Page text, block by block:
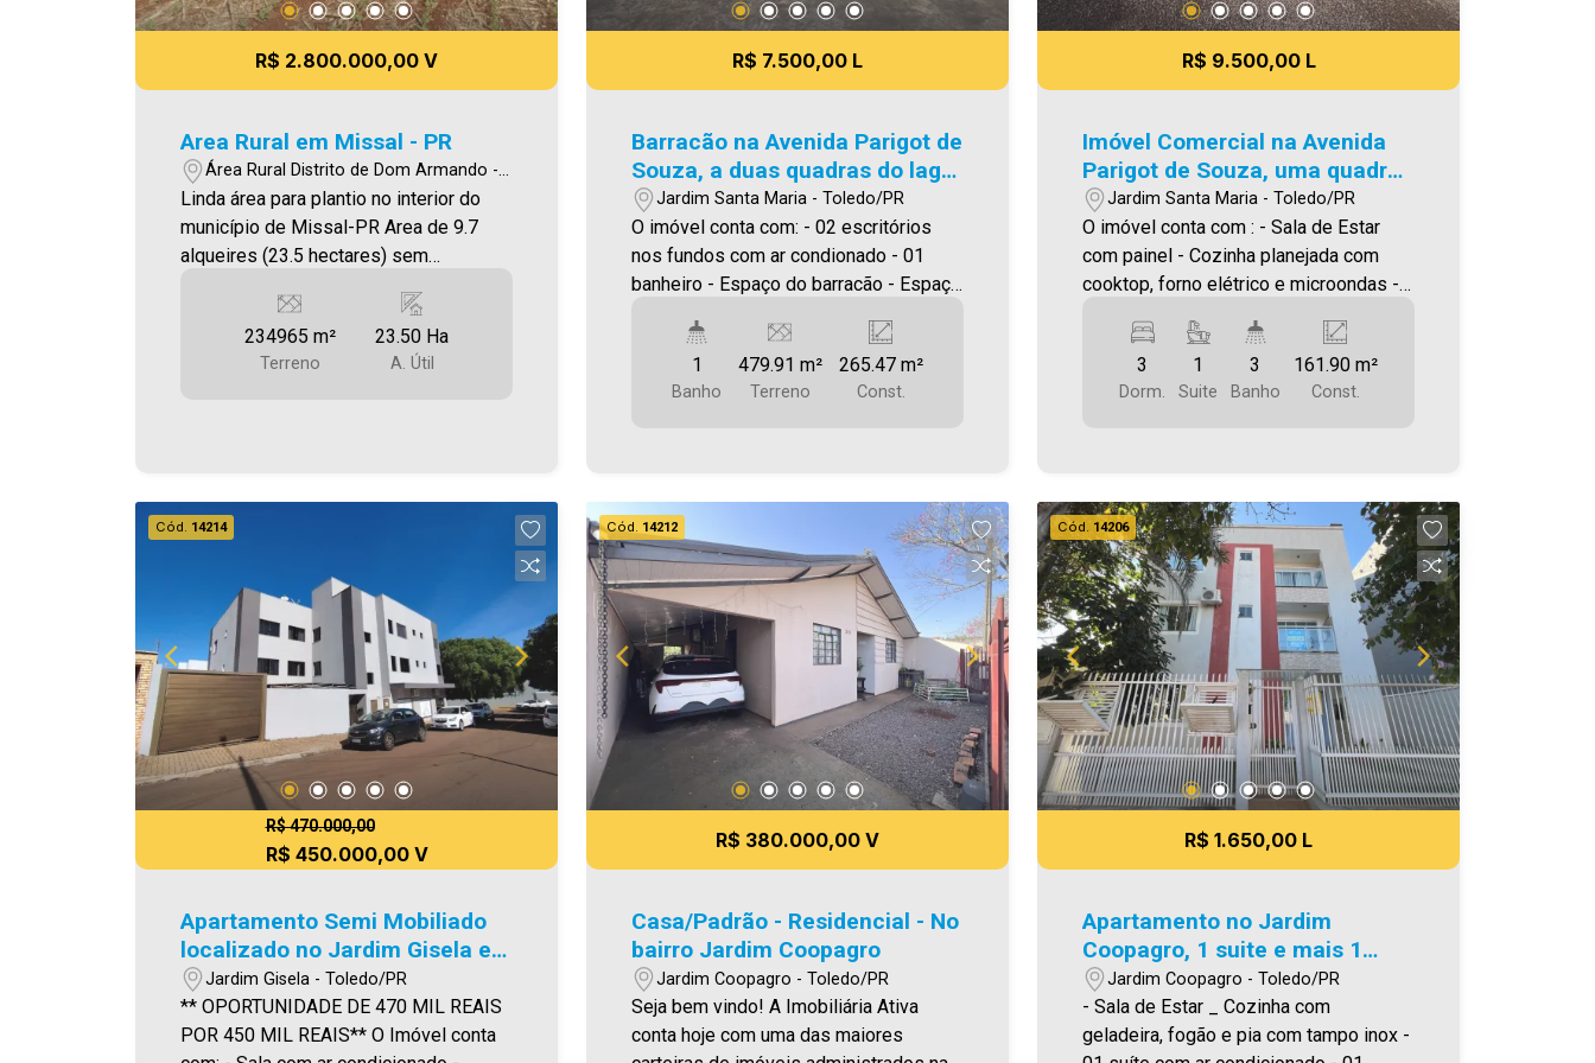
meramente ilustrativas.
meramente ilustrativas.
meramente ilustrativas.
R$ 2.800.000,00 V
Area Rural em Missal - PR
Área Rural Distrito de Dom Armando -
Missal/PR
Linda área para plantio no interior do
município de Missal-PR Area de 9.7
alqueires (23.5 hectares) sem
mecanizados. 2.7 alqueires em reserva.
Localizado na Localidade de Linha Três
Irmãos, no Distrito de Dom Armando -
234965 m²
Terreno
23.50 Ha
A. Útil
R$ 7.500,00 L
Barracão na Avenida Parigot de
Souza, a duas quadras do lago
municipal
Jardim Santa Maria - Toledo/PR
O imóvel conta com: - 02 escritórios
nos fundos com ar condionado - 01
banheiro - Espaço do barracão - Espaço
****Será cobrado IPTU Será cobrado
FCI (Fundo de Conservação do Imóvel),
equivalente a 6% do valor do aluguel.
das maiores carteiras de imóveis
administrados da cidade, atuando com
excelência tanto na locação quanto na
venda. Aproveite essa oportunidade,
agende uma visita! Imobiliária Ativa |
Sinta-se em casa! - As informações
aqui prestadas são verdadeiras,
todavia, reservamo-nos o direito de
corrigir qualquer erro de digitação e/ou
ortografia, bem como alteração dos
preços e imagens. Fotos meramente
1
Banho
479.91 m²
Terreno
265.47 m²
Const.
R$ 9.500,00 L
Imóvel Comercial na Avenida
Parigot de Souza, uma quadra
do lago municipal
Jardim Santa Maria - Toledo/PR
O imóvel conta com : - Sala de Estar
com painel - Cozinha planejada com
cooktop, forno elétrico e microondas -
(suíte, social e lavabo ) - Lavanderia
com tanque - Espaço com churrasqueira
- 01 Vagas de garagem coberta Área
6% do valor do aluguel. Para mais
detalhes sobre o FCI, acesse o menu
LOCAÇÃO em nosso site. Aproveite
essa oportunidade, agende uma visita!
Imobiliária Ativa | Sinta-se em casa! -
As informações aqui prestadas são
verdadeiras, todavia, reservamo-nos o
direito de corrigir qualquer erro de
digitação e/ou ortografia, bem como
alteração dos preços e imagens. Fotos
meramente ilustrativas.
3
Dorm.
1
Suite
3
Banho
161.90 m²
Const.
Cód. 14214
R$ 470.000,00
R$ 450.000,00 V
Apartamento Semi Mobiliado
localizado no Jardim Gisela em
Toledo.
Jardim Gisela - Toledo/PR
** OPORTUNIDADE DE 470 MIL REAIS
POR 450 MIL REAIS** O Imóvel conta
Cód. 14212
R$ 380.000,00 V
Casa/Padrão - Residencial - No
bairro Jardim Coopagro
Jardim Coopagro - Toledo/PR
Seja bem vindo! A Imobiliária Ativa
conta hoje com uma das maiores
Cód. 14206
R$ 1.650,00 L
Apartamento no Jardim
Coopagro, 1 suite e mais 1
quarto
Jardim Coopagro - Toledo/PR
- Sala de Estar _ Cozinha com
geladeira, fogão e pia com tampo inox -